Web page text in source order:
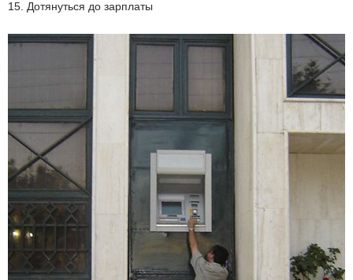
15. Дотянуться до зарплаты